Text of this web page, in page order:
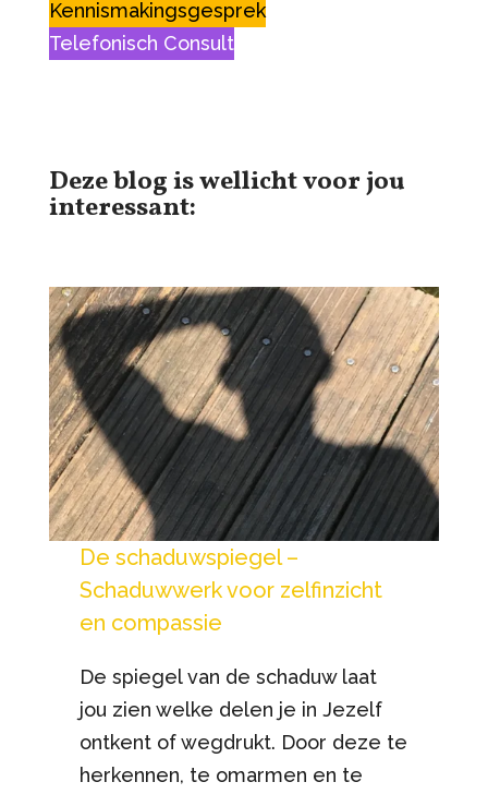
Kennismakingsgesprek
Telefonisch Consult
Deze blog is wellicht voor jou
interessant:
De schaduwspiegel –
Schaduwwerk voor zelfinzicht
en compassie
De spiegel van de schaduw laat
jou zien welke delen je in Jezelf
ontkent of wegdrukt. Door deze te
herkennen, te omarmen en te